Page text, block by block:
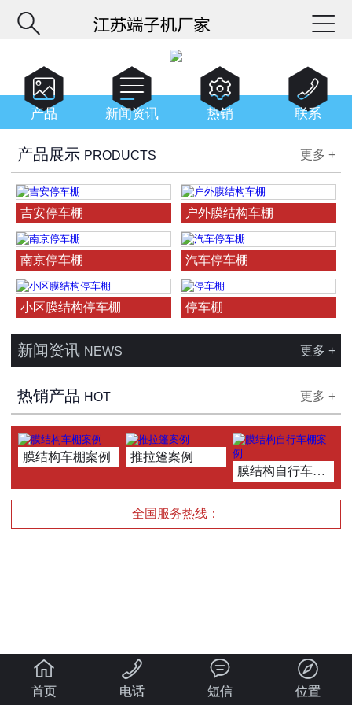



产品 
新闻资讯 
热销 
联系
产品展示 PRODUCTS 更多 +
吉安停车棚 户外膜结构车棚
南京停车棚 汽车停车棚
小区膜结构停车棚 停车棚
新闻资讯 NEWS 更多 +
热销产品 HOT 更多 +
膜结构车棚案例
推拉篷案例
膜结构自行车棚案例
全国服务热线：

首页

电话

短信

位置